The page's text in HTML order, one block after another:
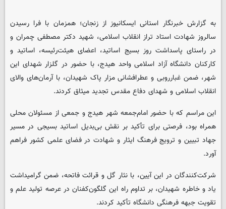
به گزارش خبرنگار استانی ایسکانیوز از زنجان؛ همزمان با فرا رسیدن
سالروز شهادت استاد تراز انقلاب اسلامی، شهید دکتر مصطفی چمران و
در راستای پاسداشت روز بسیج اساتید، اعضای هیئت‌رئیسه، اساتید و
کارکنان دانشگاه آزاد اسلامی واحد هیدج، با حضور در گلزار شهدای این
شهر، ضمن غبارروبی و عطرافشانی مزار پاک شهیدان، با آرمان‌های والای
انقلاب اسلامی و شهدای دفاع مقدس تجدید میثاق کردند.
این مراسم که با حضور امام‌جمعه شهر هیدج و جمعی از مسئولان محلی
همراه بود، فرصتی برای تأکید بر نقش بی‌بدیل اساتید بسیجی در مسیر
جهاد تبیین و ترویج فرهنگ ایثار و شهادت در فضای علمی کشور فراهم
آورد.
شرکت‌کنندگان در این آیین، با نثار گل و قرائت فاتحه، ضمن گرامیداشت
یاد و خاطره شهیدان، بر تداوم راه این گلگون‌کفنان در عرصه تولید علم و
تقویت جبهه فرهنگی دانشگاه تأکید کردند.